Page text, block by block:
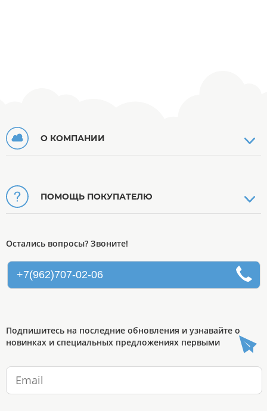
О КОМПАНИИ
ПОМОЩЬ ПОКУПАТЕЛЮ
Остались вопросы? Звоните!
+7(962)707-02-06
Подпишитесь на последние обновления и узнавайте о
новинках и специальных предложениях первыми